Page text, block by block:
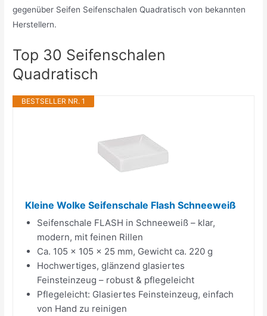
gegenüber Seifen Seifenschalen Quadratisch von bekannten
Herstellern.
Top 30 Seifenschalen
Quadratisch
BESTSELLER NR. 1
Kleine Wolke Seifenschale Flash Schneeweiß
Seifenschale FLASH in Schneeweiß – klar,
modern, mit feinen Rillen
Ca. 105 x 105 x 25 mm, Gewicht ca. 220 g
Hochwertiges, glänzend glasiertes
Feinsteinzeug – robust & pflegeleicht
Pflegeleicht: Glasiertes Feinsteinzeug, einfach
von Hand zu reinigen